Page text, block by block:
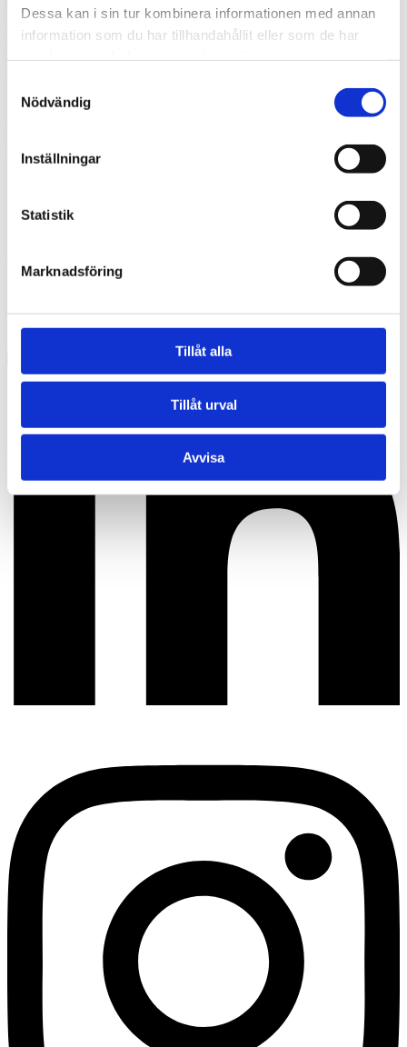
Dessa kan i sin tur kombinera informationen med annan
information som du har tillhandahållit eller som de har
Nödvändig
Inställningar
Statistik
Marknadsföring
Tillåt alla
Tillåt urval
Avvisa
Esko Pelkonen
Alatunniste
Pikalinkit
Laskutustiedot